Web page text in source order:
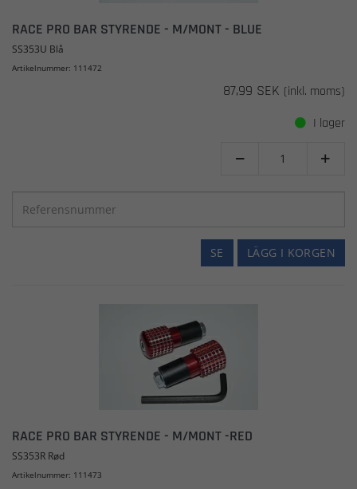
RACE PRO BAR STYRENDE - M/MONT - BLUE
SS353U Blå
Artikelnummer: 111472
87,99 SEK (inkl. moms)
I lager
 
LÄGG I KORGEN
SE
RACE PRO BAR STYRENDE - M/MONT -RED
SS353R Rød
Artikelnummer: 111473